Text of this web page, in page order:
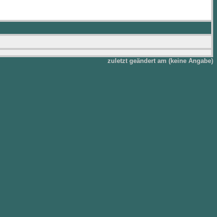
zuletzt geändert am (keine Angabe)